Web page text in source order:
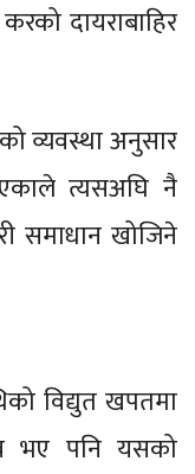
दायराबाहिर
व्यवस्था अनुसार
त्यसअघि नै
समाधान खोजिने
विद्युत खपतमा
भए पनि यसको